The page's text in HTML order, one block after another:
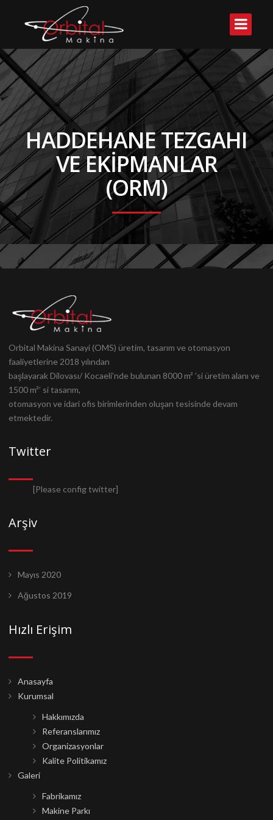
HADDEHANE TEZGAHI
VE EKIPMANLAR
(ORM)
Orbital Makina Sanayi (OMS) üretim, tasarım ve otomasyon
faaliyetlerine 2018 yılından
başlayarak Dilovası/ Kocaeli’nde bulunan 8000 m² ’si üretim alanı ve
1500 m²’ si tasarım,
otomasyon ve idari ofis birimlerinden oluşan tesisinde devam
etmektedir.
Twitter
[Please config twitter]
Arşiv
Mayıs 2020
Ağustos 2019
Hızlı Erişim
Anasayfa
Kurumsal
Hakkımızda
Referanslarımız
Organizasyonlar
Kalite Politikamız
Galeri
Fabrikamız
Makine Parkı